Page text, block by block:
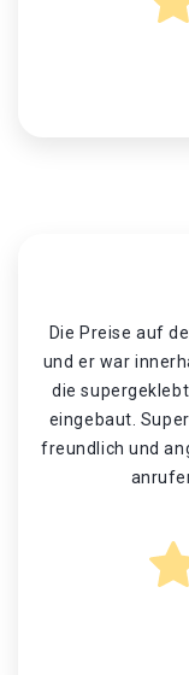
Die Preise auf
und er war
die
eingebaut.
freundlich und